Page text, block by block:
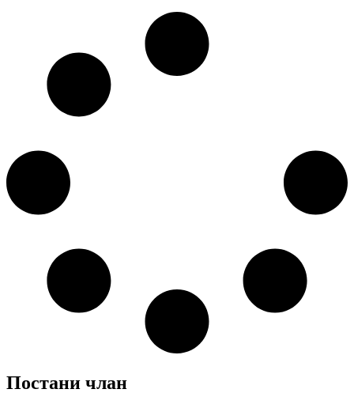
Постани члан